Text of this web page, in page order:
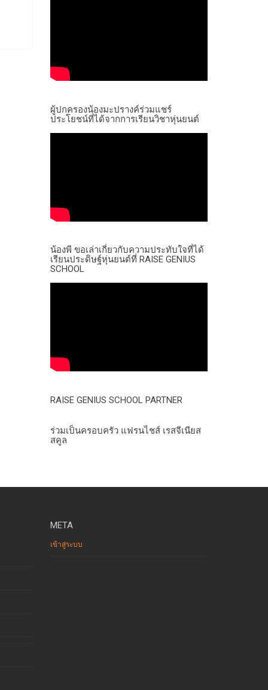
ผู้ปกครองน้องมะปรางค์ร่วมแชร์
ประโยชน์ที่ได้จากการเรียนวิชาหุ่นยนต์
น้องพี ขอเล่าเกี่ยวกับความประทับใจที่ได้
เรียนประดิษฐ์หุ่นยนต์ที่ RAISE GENIUS
SCHOOL
RAISE GENIUS SCHOOL PARTNER
ร่วมเป็นครอบครัว แฟรนไชส์ เรสจีเนียส
สคูล
META
เข้าสู่ระบบ